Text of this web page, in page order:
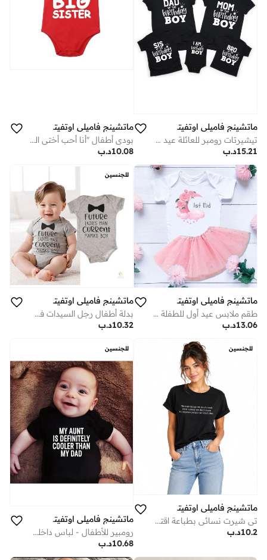
ماتشينج فاميلي اوتفيتس
تيشيرتات رومبر للعائلة عيد ميلاد مطبوعة أسود
د.ب15.21
ماتشينج فاميلي اوتفيتس
بودي أطفال "أنا أحب أختي الكبرى" – لباس رضّع لطيف للإعلان عن الأخوة، رومبر قطني ناعم ومريح للأطفال، زي حديثي الولادة محبب وأنيق، هدية مثالية لحفلات استقبال المولود، مناسب للتنسيق العائلي والارتداء اليومي
د.ب10.08
ماتشينج فاميلي اوتفيتس
طقم ملابس عيد أول للطفلة مع تنورة، بدلة أطفال بطبعة هلال وزهور لطيفة مع تنورة شبكية وردية، فستان أطفال قطن ناعم بأكمام قصيرة لاحتفالات العيد، التصوير، الهدايا والمناسبات الخاصة
د.ب13.06
للجنسين
ماتشينج فاميلي اوتفيتس
بدلة أطفال رجل السيدات في المستقبل وحاليًا ابن ماما – بدلة مولود جديد بطبعة ربطة عنق لطيفة، للجنسين، قطن بأكمام قصيرة، زي طفل مضحك ولطيف (رمادي)
د.ب10.32
للجنسين
ماتشينج فاميلي اوتفيتس
تي شيرت نسائي بطباعة اقتباس مضحك بتصميم بسيط – "نشتري أشياء لا نحتاجها بأموال لا نملكها لإبهار أشخاص لا نحبهم" – تي شيرت كاجوال برقبة دائرية، هدية مميزة للنساء
د.ب10.2
للجنسين
ماتشينج فاميلي اوتفيتس
رومبير للأطفال - لباس داخلي مطبوع عليه عبارة "عمتي أروع من أبي" | جمبسوت قطني ناعم ومرح لحديثي الولادة، للأولاد والبنات
د.ب10.68